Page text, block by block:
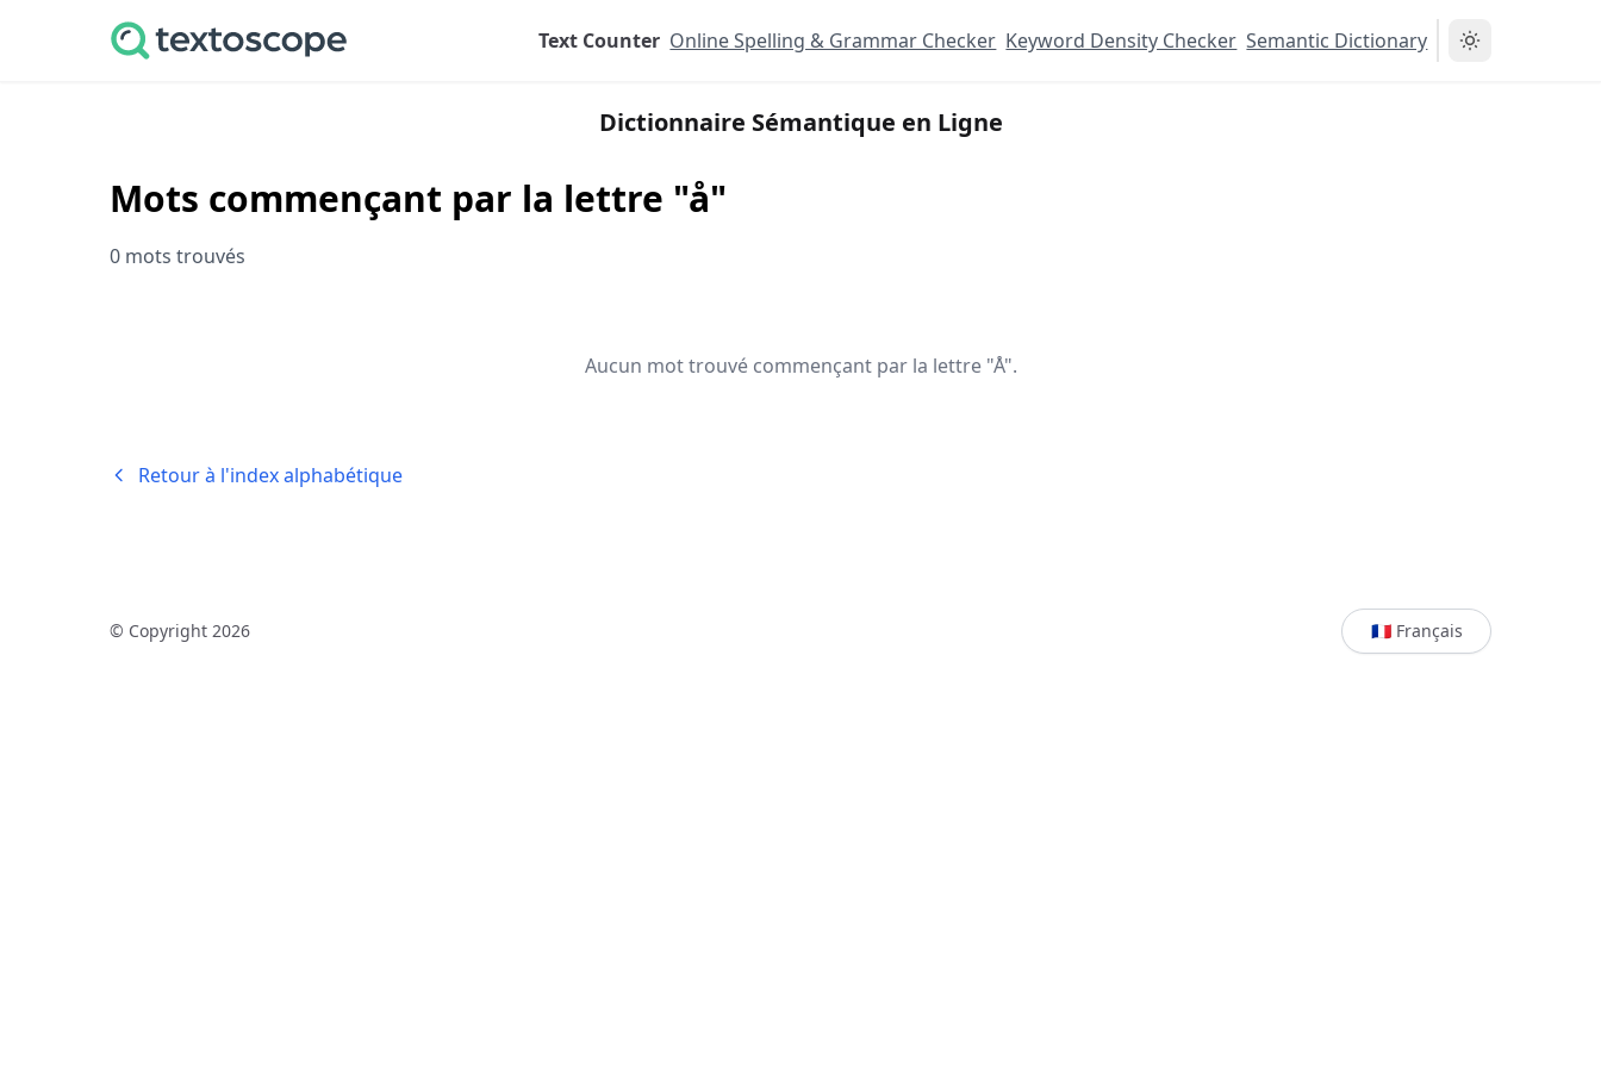
Text Counter Online Spelling & Grammar Checker Keyword Density Checker Semantic Dictionary
Dictionnaire Sémantique en Ligne
Mots commençant par la lettre "å"
0 mots trouvés
Aucun mot trouvé commençant par la lettre "Å".
Retour à l'index alphabétique
© Copyright 2026